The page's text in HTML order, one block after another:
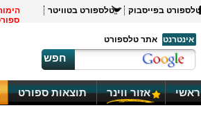
טלספורט בפייסבוק טלספורט בטוויטר
אינטרנט
אתר טלספורט
חפש
ראשי אזור ווינר תוצאות ספורט